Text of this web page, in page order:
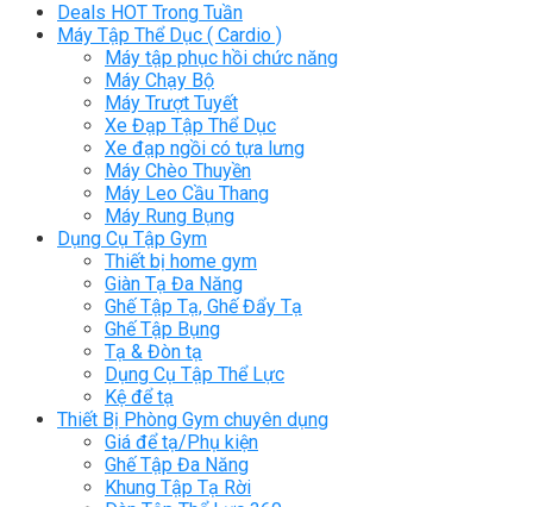
Deals HOT Trong Tuần
Máy Tập Thể Dục ( Cardio )
Máy tập phục hồi chức năng
Máy Chạy Bộ
Máy Trượt Tuyết
Xe Đạp Tập Thể Dục
Xe đạp ngồi có tựa lưng
Máy Chèo Thuyền
Máy Leo Cầu Thang
Máy Rung Bụng
Dụng Cụ Tập Gym
Thiết bị home gym
Giàn Tạ Đa Năng
Ghế Tập Tạ, Ghế Đẩy Tạ
Ghế Tập Bụng
Tạ & Đòn tạ
Dụng Cụ Tập Thể Lực
Kệ để tạ
Thiết Bị Phòng Gym chuyên dụng
Giá để tạ/Phụ kiện
Ghế Tập Đa Năng
Khung Tập Tạ Rời